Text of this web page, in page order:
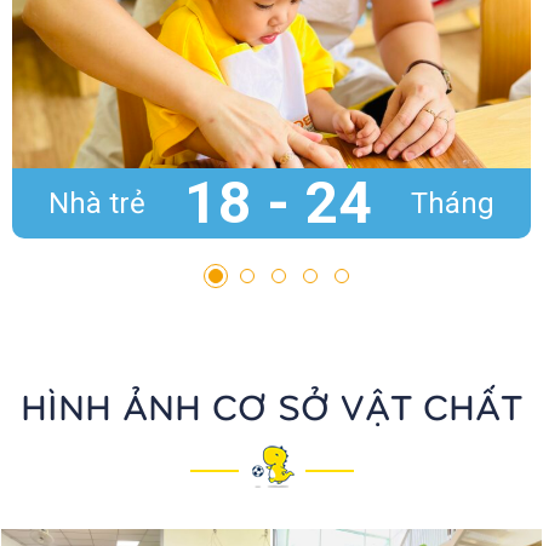
Nhà trẻ 18 - 24 Tháng
HÌNH ẢNH CƠ SỞ VẬT CHẤT